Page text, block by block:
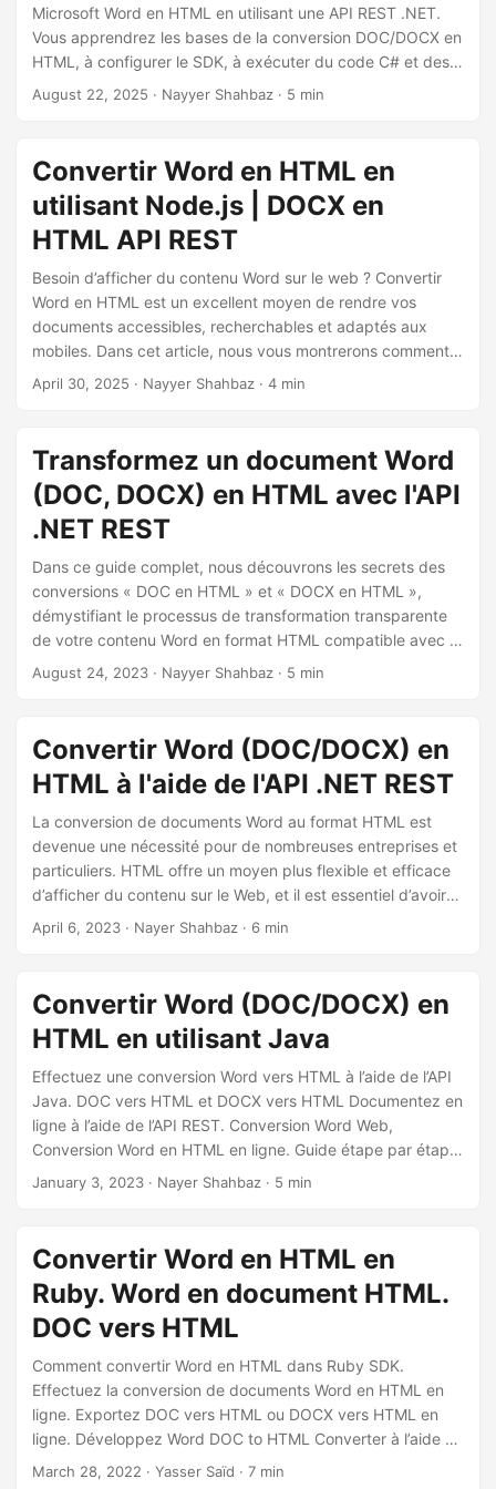
o
Microsoft Word en HTML en utilisant une API REST .NET.
Vous apprendrez les bases de la conversion DOC/DOCX en
HTML, à configurer le SDK, à exécuter du code C# et des
appels cURL, et à générer des pages web propres et
August 22, 2025 · Nayyer Shahbaz · 5 min
Convertir Word en HTML en
utilisant Node.js | DOCX en
HTML API REST
Besoin d’afficher du contenu Word sur le web ? Convertir
Word en HTML est un excellent moyen de rendre vos
documents accessibles, recherchables et adaptés aux
mobiles. Dans cet article, nous vous montrerons comment
utiliser le SDK Aspose.Words Cloud pour Node.js pour
April 30, 2025 · Nayyer Shahbaz · 4 min
Transformez un document Word
(DOC, DOCX) en HTML avec l'API
.NET REST
Dans ce guide complet, nous découvrons les secrets des
conversions « DOC en HTML » et « DOCX en HTML »,
démystifiant le processus de transformation transparente
de votre contenu Word en format HTML compatible avec le
Web. Que vous soyez un professionnel chevronné ou un
en ligne ».
August 24, 2023 · Nayyer Shahbaz · 5 min
Convertir Word (DOC/DOCX) en
HTML à l'aide de l'API .NET REST
La conversion de documents Word au format HTML est
devenue une nécessité pour de nombreuses entreprises et
particuliers. HTML offre un moyen plus flexible et efficace
d’afficher du contenu sur le Web, et il est essentiel d’avoir
les bons outils et ressources pour convertir vos documents
pour convertir des documents Word au format HTML, ce
qui vous permet de partager plus facilement votre contenu
sur le Web.
April 6, 2023 · Nayer Shahbaz · 6 min
Convertir Word (DOC/DOCX) en
HTML en utilisant Java
Effectuez une conversion Word vers HTML à l’aide de l’API
Java. DOC vers HTML et DOCX vers HTML Documentez en
ligne à l’aide de l’API REST. Conversion Word Web,
Conversion Word en HTML en ligne. Guide étape par étape
sur la façon d’effectuer la conversion Microsoft Word Web.
January 3, 2023 · Nayer Shahbaz · 5 min
Convertir Word en HTML en
Ruby. Word en document HTML.
DOC vers HTML
Comment convertir Word en HTML dans Ruby SDK.
Effectuez la conversion de documents Word en HTML en
ligne. Exportez DOC vers HTML ou DOCX vers HTML en
ligne. Développez Word DOC to HTML Converter à l’aide de
Ruby Cloud SDK.
March 28, 2022 · Yasser Saïd · 7 min